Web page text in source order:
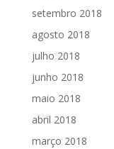
setembro 2018
agosto 2018
julho 2018
junho 2018
maio 2018
abril 2018
março 2018